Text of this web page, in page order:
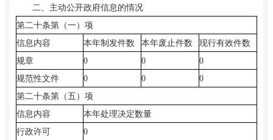
二、主动公开政府信息的情况
第二十条第（一）项
信息内容
本年制发件数 本年废止件数
现行有效件数
规章
0 0
0
规范性文件
0 0
0
第二十条第（五）项
信息内容
本年处理决定数量
行政许可
0